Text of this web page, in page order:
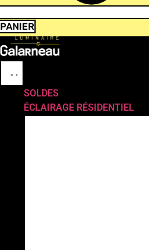
PANIER
SOLDES
ÉCLAIRAGE RÉSIDENTIEL